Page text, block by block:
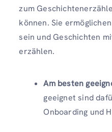
zum
können. Sie
sein und Geschichten
erzählen.
Am besten
geeignet sind
Onboarding und